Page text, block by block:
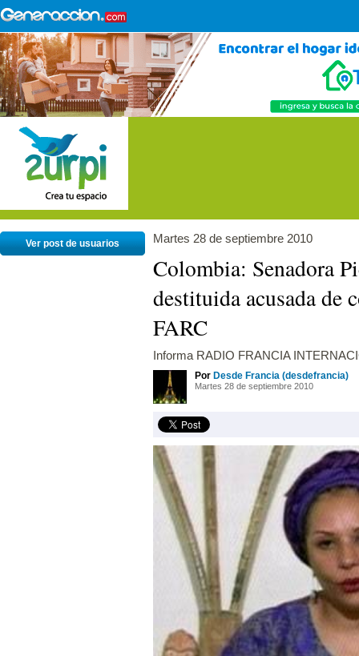
Ver post de usuarios Martes 28 de septiembre 2010
Colombia: Senadora
destituida acusada de
FARC
Informa RADIO FRANCIA
Por Desde Francia (desdefrancia)
Martes 28 de septiembre 2010